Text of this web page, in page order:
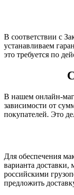
В соответствии с
устанавливаем
это требуется по
В нашем онлайн-
зависимости от
покупателей. Это
Для обеспечения
варианта
российскими
предложить